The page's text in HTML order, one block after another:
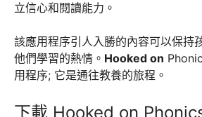
立信心和閱讀能力。
該應用程序引人入勝的內容可以保持
他們學習的熱情。 Hooked on
用程序; 它是通往教養的旅程。
下載 Hooked on